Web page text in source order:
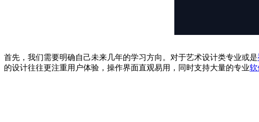
首先，我们需要明确自己未来几年的学习方向。对于艺术设计类专业或是
的设计往往更注重用户体验，操作界面直观易用，同时支持大量的专业软